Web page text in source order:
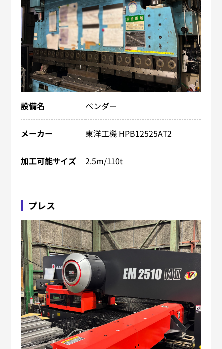
設備名 ベンダー
メーカー 東洋工機 HPB12525AT2
加工可能サイズ 2.5m/110t
プレス